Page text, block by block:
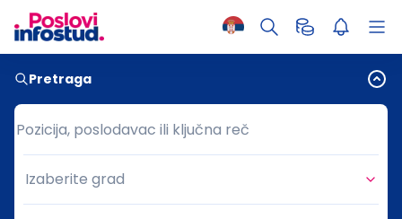
Pretraga
Pozicija, poslodavac ili ključna reč
Pozicija, poslodavac ili ključna reč
Grad
Izaberite grad